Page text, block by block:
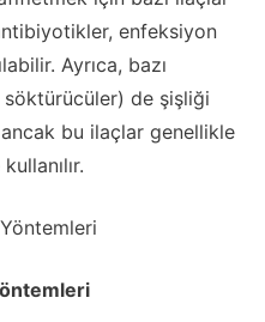
enfeksiyon
Ayrıca, bazı
de şişliği
bu ilaçlar genellikle